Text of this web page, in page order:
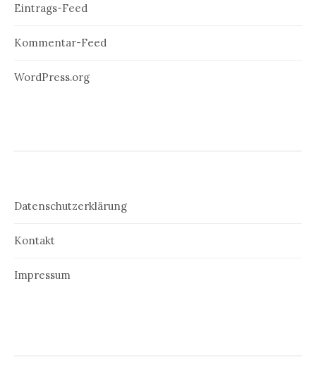
Eintrags-Feed
Kommentar-Feed
WordPress.org
Datenschutzerklärung
Kontakt
Impressum